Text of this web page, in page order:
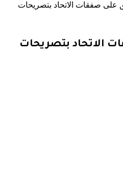
على صفقات الاتحاد بتصريحات
الاتحاد بتصريحات